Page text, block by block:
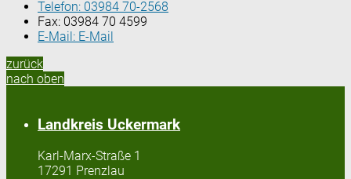
Telefon: 03984 70-2568
Fax: 03984 70 4599
E-Mail: E-Mail
zurück
nach oben
Landkreis Uckermark
Karl-Marx-Straße 1
17291 Prenzlau